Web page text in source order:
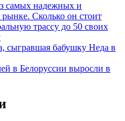
самых надежных и
Сколько он стоит
трассу до 50 своих
сыгравшая бабушку Неда в
в Белоруссии выросли в